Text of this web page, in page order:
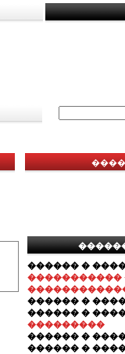
������ �
�����������
������ �
������ �
���������
������ �
������ �